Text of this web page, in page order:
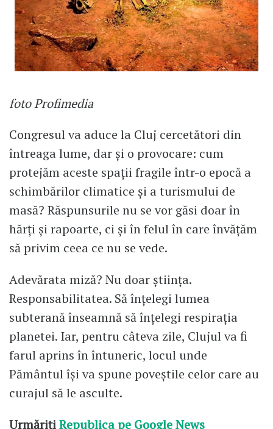
foto Profimedia
Congresul va aduce la Cluj cercetători din
întreaga lume, dar și o provocare: cum
protejăm aceste spații fragile într-o epocă a
schimbărilor climatice și a turismului de
masă? Răspunsurile nu se vor găsi doar în
hărți și rapoarte, ci și în felul în care învățăm
să privim ceea ce nu se vede.
Adevărata miză? Nu doar știința.
Responsabilitatea. Să înțelegi lumea
subterană înseamnă să înțelegi respirația
planetei. Iar, pentru câteva zile, Clujul va fi
farul aprins în întuneric, locul unde
Pământul își va spune poveștile celor care au
curajul să le asculte.
UrmărițiRepublica pe Google News